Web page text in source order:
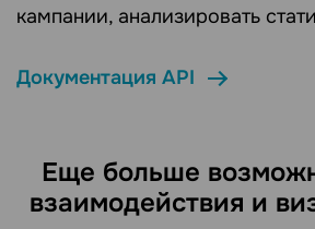
кампании, анализировать
Документация API
Еще больше
взаимодействия и